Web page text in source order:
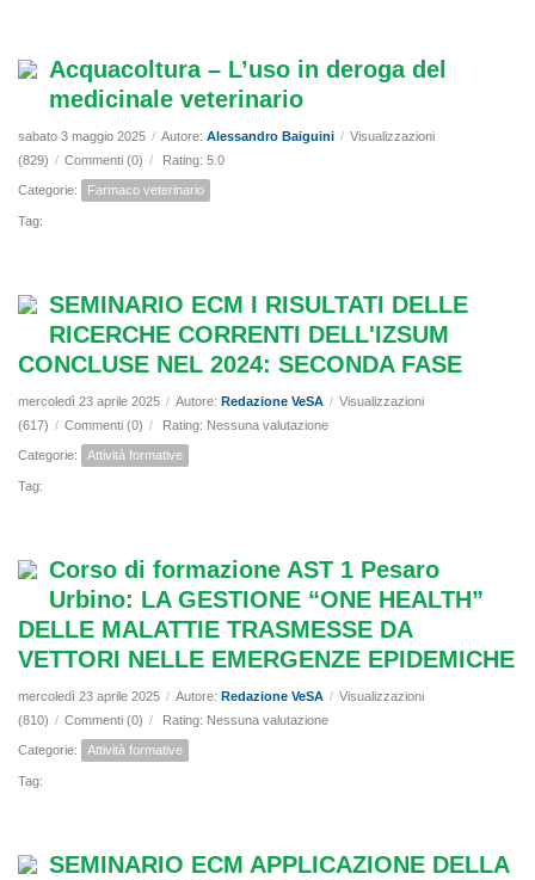
Acquacoltura – L’uso in deroga del
medicinale veterinario
sabato 3 maggio 2025 / Autore: Alessandro Baiguini / Visualizzazioni
(829) / Commenti (0) / Rating: 5.0
Categorie: Farmaco veterinario
Tag:
SEMINARIO ECM I RISULTATI DELLE
RICERCHE CORRENTI DELL'IZSUM
CONCLUSE NEL 2024: SECONDA FASE
mercoledì 23 aprile 2025 / Autore: Redazione VeSA / Visualizzazioni
(617) / Commenti (0) / Rating: Nessuna valutazione
Categorie: Attività formative
Tag:
Corso di formazione AST 1 Pesaro
Urbino: LA GESTIONE “ONE HEALTH”
DELLE MALATTIE TRASMESSE DA
VETTORI NELLE EMERGENZE EPIDEMICHE
mercoledì 23 aprile 2025 / Autore: Redazione VeSA / Visualizzazioni
(810) / Commenti (0) / Rating: Nessuna valutazione
Categorie: Attività formative
Tag:
SEMINARIO ECM APPLICAZIONE DELLA